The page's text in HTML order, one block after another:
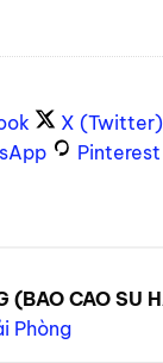
X (Twitter)
Pinterest
(BAO CAO SU
Phòng